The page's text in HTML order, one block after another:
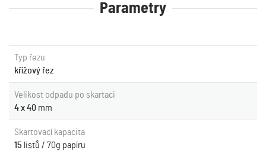
Parametry
Typ řezu
křížový řez
Velikost odpadu po skartaci
4 x 40 mm
Skartovací kapacita
15 listů / 70g papíru